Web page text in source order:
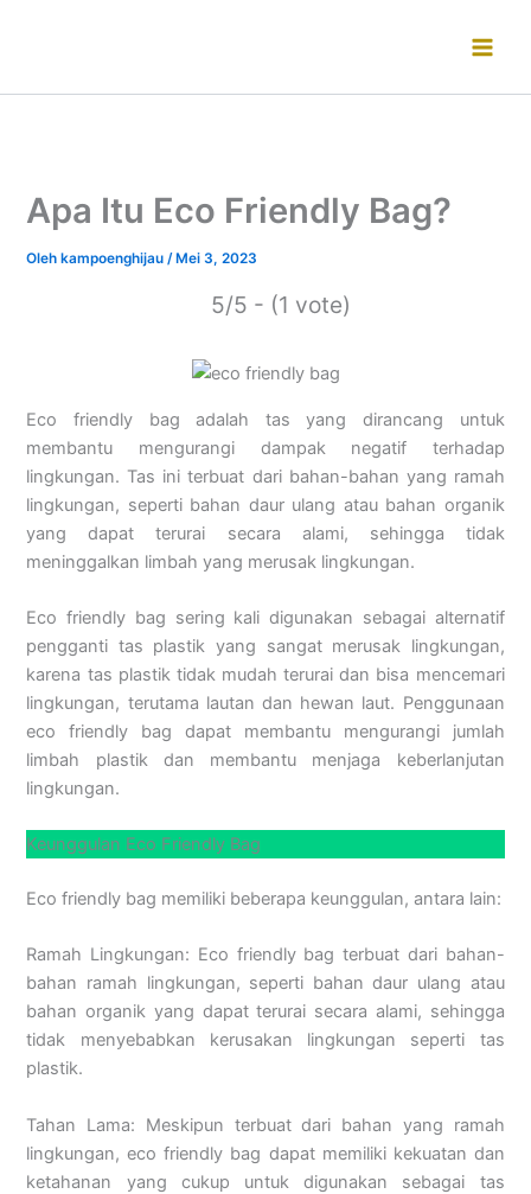
Apa Itu Eco Friendly Bag?
Oleh kampoenghijau/ Mei 3, 2023
5/5 - (1 vote)
Eco friendly bag adalah tas yang dirancang untuk
membantu mengurangi dampak negatif terhadap
lingkungan. Tas ini terbuat dari bahan-bahan yang ramah
lingkungan, seperti bahan daur ulang atau bahan organik
yang dapat terurai secara alami, sehingga tidak
meninggalkan limbah yang merusak lingkungan.
Eco friendly bag sering kali digunakan sebagai alternatif
pengganti tas plastik yang sangat merusak lingkungan,
karena tas plastik tidak mudah terurai dan bisa mencemari
lingkungan, terutama lautan dan hewan laut. Penggunaan
eco friendly bag dapat membantu mengurangi jumlah
limbah plastik dan membantu menjaga keberlanjutan
lingkungan.
Keunggulan Eco Friendly Bag
Eco friendly bag memiliki beberapa keunggulan, antara lain:
Ramah Lingkungan: Eco friendly bag terbuat dari bahan-
bahan ramah lingkungan, seperti bahan daur ulang atau
bahan organik yang dapat terurai secara alami, sehingga
tidak menyebabkan kerusakan lingkungan seperti tas
plastik.
Tahan Lama: Meskipun terbuat dari bahan yang ramah
lingkungan, eco friendly bag dapat memiliki kekuatan dan
ketahanan yang cukup untuk digunakan sebagai tas